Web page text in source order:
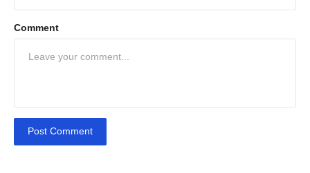
Comment
Post Comment